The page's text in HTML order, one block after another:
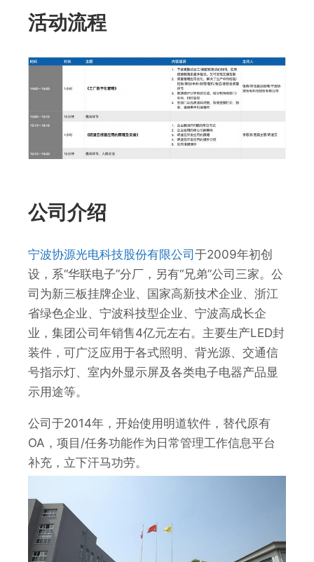
活动流程
公司介绍
宁波协源光电科技股份有限公司 于2009年初创
设，系“华联电子”分厂，另有“兄弟”公司三家。公
司为新三板挂牌企业、国家高新技术企业、浙江
省绿色企业、宁波科技型企业、宁波高成长企
业，集团公司年销售4亿元左右。主要生产LED封
装件，可广泛应用于各式照明、背光源、交通信
号指示灯、室内外显示屏及各类电子电器产品显
示用途等。
公司于2014年，开始使用明道软件，替代原有
OA，项目/任务功能作为日常管理工作信息平台
补充，立下汗马功劳。